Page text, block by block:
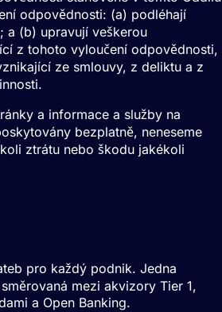
odpovědnosti: (a) podléhají
a (b) upravují veškerou
z tohoto vyloučení odpovědnosti,
ze smlouvy, z deliktu a z
a informace a služby na
bezplatně, neneseme
ztrátu nebo škodu jakékoli
pro každý podnik. Jedna
mezi akvizory Tier 1,
a Open Banking.